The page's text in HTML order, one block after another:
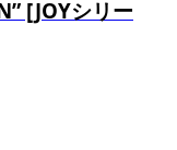
[JOYシリー